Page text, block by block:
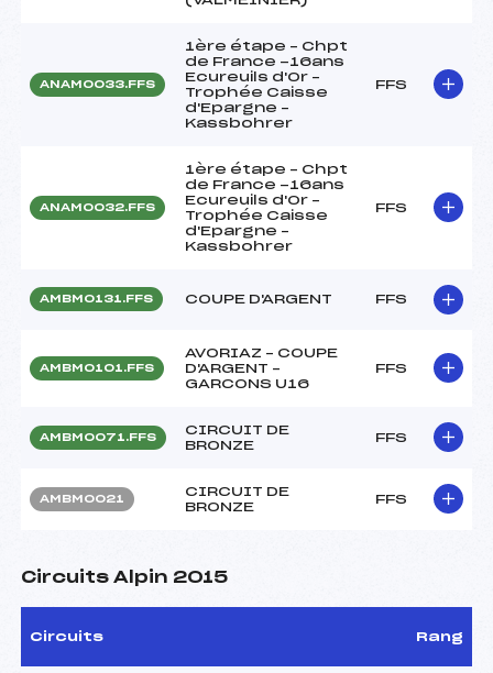
ANAM0033.FFS
1ère étape – Chpt
de France -16ans
Ecureuils d'Or –
Trophée Caisse
d'Epargne –
Kassbohrer
FFS
ANAM0032.FFS
1ère étape – Chpt
de France -16ans
Ecureuils d'Or –
Trophée Caisse
d'Epargne –
Kassbohrer
FFS
AMBM0131.FFS COUPE D'ARGENT FFS
AMBM0101.FFS
AVORIAZ – COUPE
D'ARGENT –
GARCONS U16
FFS
AMBM0071.FFS
CIRCUIT DE
BRONZE
FFS
AMBM0021
CIRCUIT DE
BRONZE
FFS
Circuits Alpin 2015
Circuits Rang